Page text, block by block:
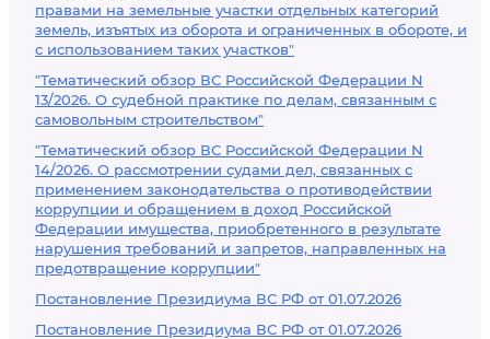
правами на земельные участки отдельных категорий
земель, изъятых из оборота и ограниченных в обороте, и
с использованием таких участков"
"Тематический обзор ВС Российской Федерации N
13/2026. О судебной практике по делам, связанным с
самовольным строительством"
"Тематический обзор ВС Российской Федерации N
14/2026. О рассмотрении судами дел, связанных с
применением законодательства о противодействии
коррупции и обращением в доход Российской
Федерации имущества, приобретенного в результате
нарушения требований и запретов, направленных на
предотвращение коррупции"
Постановление Президиума ВС РФ от 01.07.2026
Постановление Президиума ВС РФ от 01.07.2026